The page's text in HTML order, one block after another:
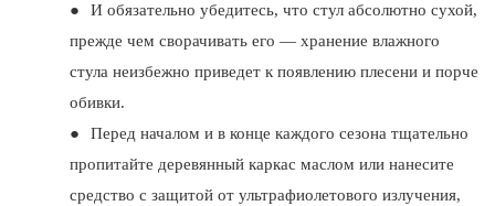
●
И обязательно убедитесь, что стул абсолютно сухой,
прежде чем сворачивать его — хранение влажного
стула неизбежно приведет к появлению плесени и порче
обивки.
●
Перед началом и в конце каждого сезона тщательно
пропитайте деревянный каркас маслом или нанесите
средство с защитой от ультрафиолетового излучения,